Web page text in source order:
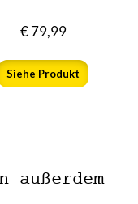
€79,99
Siehe Produkt
außerdem